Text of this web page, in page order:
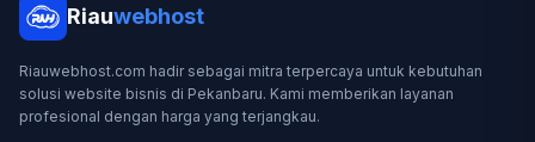
Riauwebhost
Riauwebhost.com hadir sebagai mitra terpercaya untuk kebutuhan
solusi website bisnis di Pekanbaru. Kami memberikan layanan
profesional dengan harga yang terjangkau.